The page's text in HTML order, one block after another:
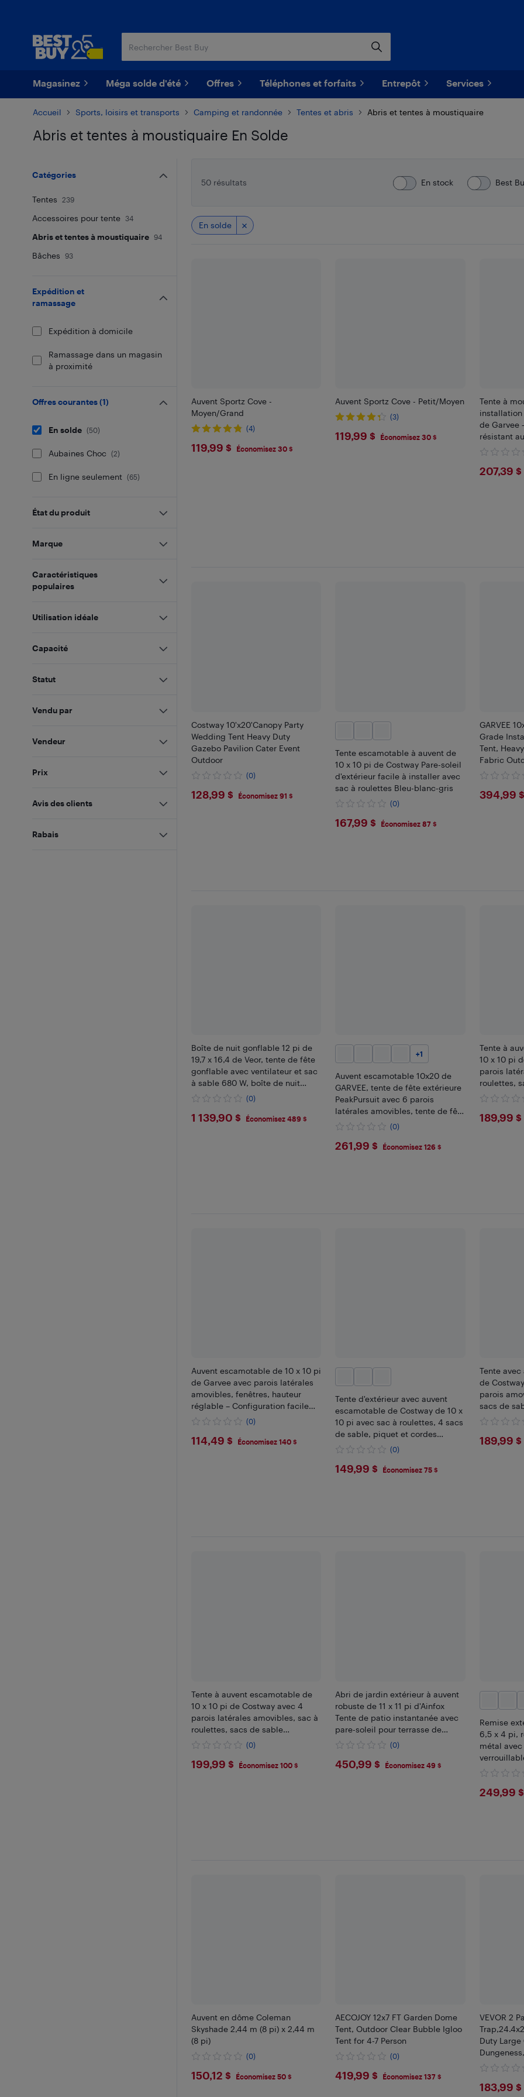
Magasinez Méga solde d'été Offres Téléphones et forfaits Entrepôt Services
Accueil Sports, loisirs et transports Camping et randonnée Tentes et abris Abris et tentes à moustiquaire
Abris et tentes à moustiquaire En Solde
50 résultats
En stock Best
En solde
Auvent Sportz Cove -
Moyen/Grand
(4)
$119.99
119,99 $ Économisez 30 $
Auvent Sportz Cove - Petit/Moyen
(3)
$119.99
119,99 $ Économisez 30 $
Tente à
installation
de Garvee
résistant
pluie, tout
207,39 $
Costway 10'x20'Canopy Party
Wedding Tent Heavy Duty
Gazebo Pavilion Cater Event
Outdoor
(0)
$128.99
128,99 $ Économisez 91 $
Tente escamotable à auvent de
10 x 10 pi de Costway Pare-soleil
d'extérieur facile à installer avec
sac à roulettes Bleu-blanc-gris
(0)
$167.99
167,99 $ Économisez 87 $
GARVEE
Grade
Tent,
Fabric
Equipped
394,99 $
Boîte de nuit gonflable 12 pi de
19,7 x 16,4 de Veor, tente de fête
gonflable avec ventilateur et sac
à sable 680 W, boîte de nuit
ventilée Up avec 2 fenêtres,
anniversaire
(0)
$1139.9
1 139,90 $ Économisez 489 $
+1
Auvent escamotable 10x20 de
GARVEE, tente de fête extérieure
PeakPursuit avec 6 parois
latérales amovibles, tente de fête
commerciale facile à installer,
pergola extérieure
(0)
$261.99
261,99 $ Économisez 126 $
Tente à
10 x 10 pi
parois
roulettes,
rose/
189,99 $
Auvent escamotable de 10 x 10 pi
de Garvee avec parois latérales
amovibles, fenêtres, hauteur
réglable – Configuration facile
pour le patio, le camping et les
(0)
$114.49
114,49 $ Économisez 140 $
Tente d'extérieur avec auvent
escamotable de Costway de 10 x
10 pi avec sac à roulettes, 4 sacs
de sable, piquet et cordes
gris/rose/blanc/noir
(0)
$149.99
149,99 $ Économisez 75 $
Tente
de
parois
sacs de
189,99 $
Tente à auvent escamotable de
10 x 10 pi de Costway avec 4
parois latérales amovibles, sac à
roulettes, sacs de sable
rose/blanc/gris(0)
$199.99
199,99 $ Économisez 100 $
Abri de jardin extérieur à auvent
robuste de 11 x 11 pi d'Ainfox
Tente de patio instantanée avec
pare-soleil pour terrasse de
jardin
(0)
$450.99
450,99 $ Économisez 49 $
Remise
6,5 x 4 pi,
métal
249,99 $
Auvent en dôme Coleman
Skyshade 2,44 m (8 pi) x 2,44 m
(8 pi)
(0)
$150.12
150,12 $ Économisez 50 $
AECOJOY 12x7 FT Garden Dome
Tent, Outdoor Clear Bubble Igloo
Tent for 4-7 Person
(0)
$419.99
419,99 $ Économisez 137 $
VEVOR 2
Duty Large
Wire Mesh
Leaded
183,99 $
Catégories
Tentes 239
Accessoires pour tente 34
Abris et tentes à moustiquaire 94
Bâches 93
Expédition et
ramassage
Expédition à domicile
Ramassage dans un magasin
à proximité
Offres courantes (1)
En solde (50)
Aubaines Choc (2)
En ligne seulement (65)
État du produit
Marque
Caractéristiques
populaires
Utilisation idéale
Capacité
Statut
Vendu par
Vendeur
Prix
Avis des clients
Rabais